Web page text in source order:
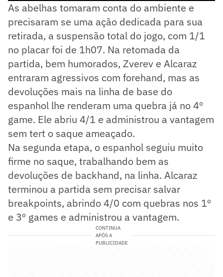
As abelhas tomaram conta do ambiente e
precisaram se uma ação dedicada para sua
retirada, a suspensão total do jogo, com 1/1
no placar foi de 1h07. Na retomada da
partida, bem humorados, Zverev e Alcaraz
entraram agressivos com forehand, mas as
devoluções mais na linha de base do
espanhol lhe renderam uma quebra já no 4º
game. Ele abriu 4/1 e administrou a vantagem
sem tert o saque ameaçado.
Na segunda etapa, o espanhol seguiu muito
firme no saque, trabalhando bem as
devoluções de backhand, na linha. Alcaraz
terminou a partida sem precisar salvar
breakpoints, abrindo 4/0 com quebras nos 1º
e 3º games e administrou a vantagem.
CONTINUA
APÓS A
PUBLICIDADE